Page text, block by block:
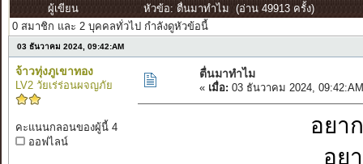
ผู้เขียน
หัวข้อ: ตื่นมาทำไม (อ่าน 49913 ครั้ง)
0 สมาชิก และ 2 บุคคลทั่วไป กำลังดูหัวข้อนี้
03 ธันวาคม 2024, 09:42:AM
จ้าวทุ่งภูเขาทอง
LV2 วัยเร่ร่อนผจญภัย
คะแนนกลอนของผู้นี้ 4
ออฟไลน์
ตื่นมาทำไม
« เมื่อ: 03 ธันวาคม 2024,
อยา
อย